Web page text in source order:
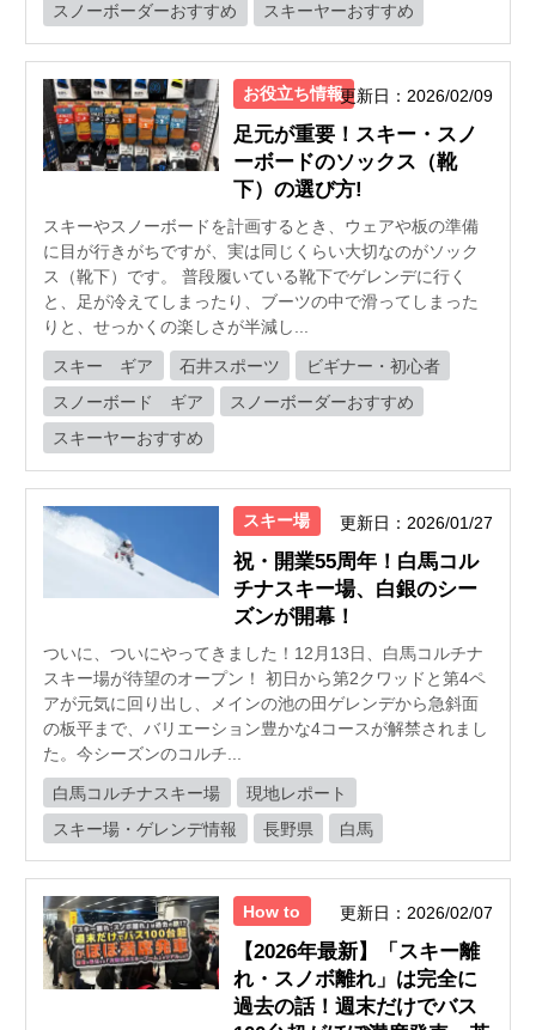
スノーボーダーおすすめ
スキーヤーおすすめ
お役立ち情報更新日：2026/02/09
足元が重要！スキー・スノ
ーボードのソックス（靴
下）の選び方!
スキーやスノーボードを計画するとき、ウェアや板の準備
に目が行きがちですが、実は同じくらい大切なのがソック
ス（靴下）です。 普段履いている靴下でゲレンデに行く
と、足が冷えてしまったり、ブーツの中で滑ってしまった
りと、せっかくの楽しさが半減し...
スキー ギア 石井スポーツ
ビギナー・初心者
スノーボード ギア
スノーボーダーおすすめ
スキーヤーおすすめ
スキー場 更新日：2026/01/27
祝・開業55周年！白馬コル
チナスキー場、白銀のシー
ズンが開幕！
ついに、ついにやってきました！12月13日、白馬コルチナ
スキー場が待望のオープン！ 初日から第2クワッドと第4ペ
アが元気に回り出し、メインの池の田ゲレンデから急斜面
の板平まで、バリエーション豊かな4コースが解禁されまし
た。今シーズンのコルチ...
白馬コルチナスキー場
現地レポート
スキー場・ゲレンデ情報
長野県 白馬
How to 更新日：2026/02/07
【2026年最新】「スキー離
れ・スノボ離れ」は完全に
過去の話！週末だけでバス